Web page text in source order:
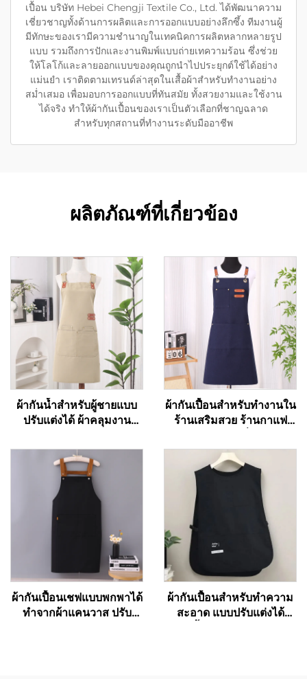
เปื้อน บริษัท Hebei Chengji Textile Co., Ltd. ได้พัฒนาความ
เชี่ยวชาญทั้งด้านการผลิตและการออกแบบอย่างลึกซึ้ง ทีมงานผู้
มีทักษะของเรามีความชำนาญในเทคนิคการผลิตหลากหลายรูป
แบบ รวมถึงการปักและงานพิมพ์แบบถ่ายเทความร้อน ซึ่งช่วย
ให้โลโก้และลายออกแบบของคุณถูกนำไปประยุกต์ใช้ได้อย่าง
แม่นยำ เราติดตามเทรนด์ล่าสุดในเสื้อผ้าสำหรับทำงานอย่าง
สม่ำเสมอ เพื่อมอบการออกแบบที่ทันสมัย ทั้งสวยงามและใช้งาน
ได้จริง ทำให้ผ้ากันเปื้อนของเราเป็นตัวเลือกที่ชาญฉลาด
สำหรับทุกสถานที่ทำงานระดับมืออาชีพ
ผลิตภัณฑ์ที่เกี่ยวข้อง
ผ้ากันน้ำสำหรับผู้ชายแบบ
ปรับแต่งได้ ผ้าคลุมงาน
พร้อมกระเป๋า
ผ้ากันเปื้อนสำหรับทำงานใน
ร้านเสริมสวย ร้านกาแฟ
ศิลปิน ช่างทำผม บาริสต้า
ทำจากโพลีเอสเตอร์ผสมฝ้าย
คุณภาพสูง แบบไขว้หลัง
(Cross Back)
ผ้ากันเปื้อนเชฟแบบพกพาได้
ทำจากผ้าแคนวาส ปรับ
ผ้ากันเปื้อนสำหรับทำความ
สะอาด แบบปรับแต่งได้